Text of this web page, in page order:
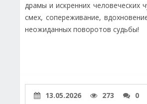
драмы и искренних человеческих
смех, сопереживание,
неожиданных поворотов судьбы!
13.05.2026 273 0